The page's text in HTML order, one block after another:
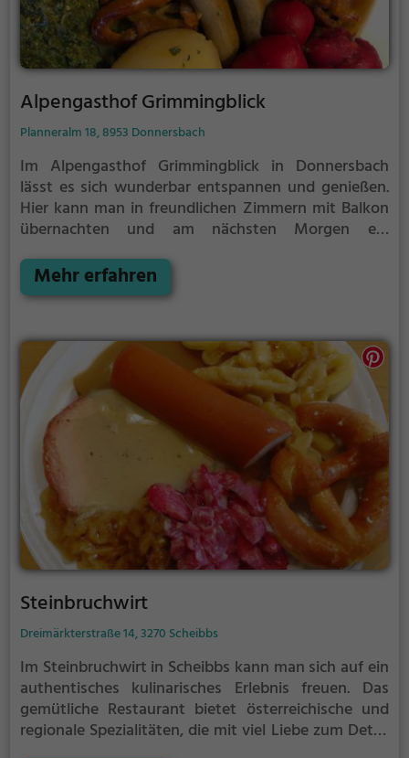
Alpengasthof Grimmingblick
Planneralm 18, 8953 Donnersbach
Im Alpengasthof Grimmingblick in Donnersbach
lässt es sich wunderbar entspannen und genießen.
Hier kann man in freundlichen Zimmern mit Balkon
übernachten und am nächsten Morgen ein
bietet eine vielfältige Auswahl an österreichischen
und regionalen Speisen sowie köstlichen Kaffee und
der Sauna des Gasthofs wunderbar entspannen. Die
zwanglose Atmosphäre und das herzliche Personal
sorgen für einen rundum gelungenen Aufenthalt. Ein
Ort, an dem man die Schönheit der Alpen hautnah
erleben kann.
Mehr erfahren
Steinbruchwirt
Dreimärkterstraße 14, 3270 Scheibbs
Im Steinbruchwirt in Scheibbs kann man sich auf ein
authentisches kulinarisches Erlebnis freuen. Das
gemütliche Restaurant bietet österreichische und
regionale Spezialitäten, die mit viel Liebe zum Detail